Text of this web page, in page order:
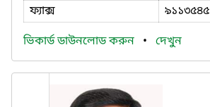
ফ্যাক্স
৯১১৩৫৪৫
ভিকার্ড ডাউনলোড করুন • দেখুন